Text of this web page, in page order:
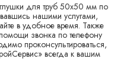
для труб 50х50 мм по
нашими услугами,
в удобное время. Также
звонка по телефону
проконсультироваться,
всегда к вашим